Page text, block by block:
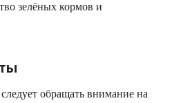
зелёных кормов и
обращать внимание на